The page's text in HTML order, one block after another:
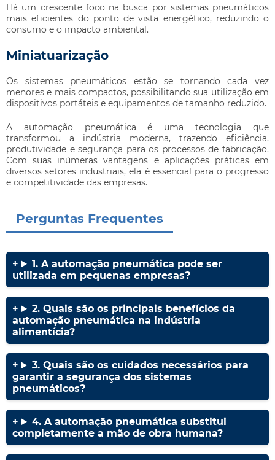
Há um crescente foco na busca por sistemas pneumáticos
mais eficientes do ponto de vista energético, reduzindo o
consumo e o impacto ambiental.
Miniatuarização
Os sistemas pneumáticos estão se tornando cada vez
menores e mais compactos, possibilitando sua utilização em
dispositivos portáteis e equipamentos de tamanho reduzido.
A automação pneumática é uma tecnologia que
transformou a indústria moderna, trazendo eficiência,
produtividade e segurança para os processos de fabricação.
Com suas inúmeras vantagens e aplicações práticas em
diversos setores industriais, ela é essencial para o progresso
e competitividade das empresas.
Perguntas Frequentes
1. A automação pneumática pode ser
utilizada em pequenas empresas?
2. Quais são os principais benefícios da
automação pneumática na indústria
alimentícia?
3. Quais são os cuidados necessários para
garantir a segurança dos sistemas
pneumáticos?
4. A automação pneumática substitui
completamente a mão de obra humana?